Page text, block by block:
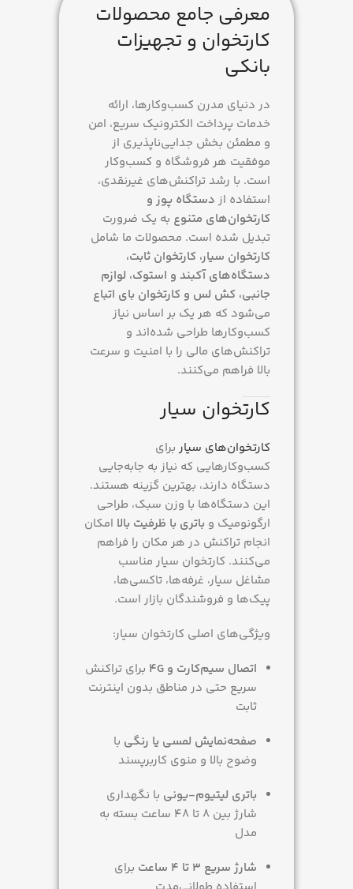
همراه با فعالسازی, بدون
فعالسازی
ساخت کشور چین
با فعالسازی, بدون فعالسازی
آکبند
معرفی جامع محصولات
کارتخوان و تجهیزات
بانکی
در دنیای مدرن کسب‌وکارها، ارائه
خدمات پرداخت الکترونیک سریع، امن
و مطمئن بخش جدایی‌ناپذیری از
موفقیت هر فروشگاه و کسب‌وکار
است. با رشد تراکنش‌های غیرنقدی،
استفاده از دستگاه پوز و
کارتخوان‌های متنوع به یک ضرورت
تبدیل شده است. محصولات ما شامل
کارتخوان سیار، کارتخوان ثابت،
دستگاه‌های آکبند و استوک، لوازم
جانبی، کش لس و کارتخوان بای اتباع
می‌شود که هر یک بر اساس نیاز
کسب‌وکارها طراحی شده‌اند و
تراکنش‌های مالی را با امنیت و سرعت
بالا فراهم می‌کنند.
کارتخوان سیار
کارتخوان‌های سیار برای
کسب‌وکارهایی که نیاز به جابه‌جایی
دستگاه دارند، بهترین گزینه هستند.
این دستگاه‌ها با وزن سبک، طراحی
ارگونومیک و باتری با ظرفیت بالا امکان
انجام تراکنش در هر مکان را فراهم
می‌کنند. کارتخوان سیار مناسب
مشاغل سیار، غرفه‌ها، تاکسی‌ها،
پیک‌ها و فروشندگان بازار است.
ویژگی‌های اصلی کارتخوان سیار:
اتصال سیم‌کارت و 4G
برای تراکنش
سریع حتی در مناطق بدون اینترنت
ثابت
صفحه‌نمایش لمسی یا رنگی با
وضوح بالا و منوی کاربرپسند
باتری لیتیوم-یونی با نگهداری
شارژ بین 8 تا 48 ساعت بسته به
مدل
شارژ سریع 3 تا 4 ساعت
برای